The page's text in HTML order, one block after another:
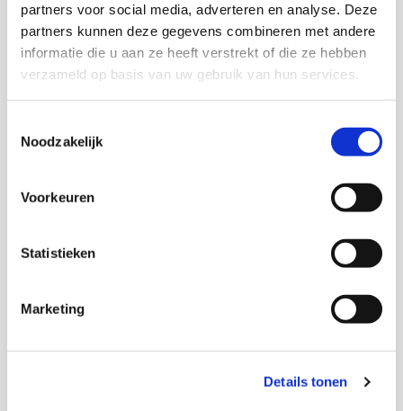
partners voor social media, adverteren en analyse. Deze
partners kunnen deze gegevens combineren met andere
informatie die u aan ze heeft verstrekt of die ze hebben
verzameld op basis van uw gebruik van hun services.
Noodzakelijk
Voorkeuren
Statistieken
Marketing
Details tonen
Monique Stavenuiter
Senior onderzoeker en Hoofd onderzoeksgroep
maatschappelijke participatie
Thema's
Inburgering nieuwkomers
Deel deze publicatie op: